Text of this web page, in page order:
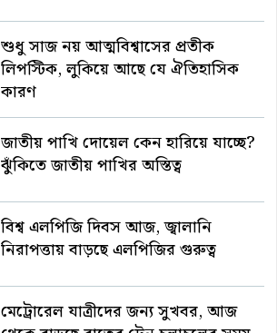
শুধু সাজ নয় আত্মবিশ্বাসের প্রতীক
লিপস্টিক, লুকিয়ে আছে যে ঐতিহাসিক
কারণ
জাতীয় পাখি দোয়েল কেন হারিয়ে যাচ্ছে?
ঝুঁকিতে জাতীয় পাখির অস্তিত্ব
বিশ্ব এলপিজি দিবস আজ, জ্বালানি
নিরাপত্তায় বাড়ছে এলপিজির গুরুত্ব
মেট্রোরেল যাত্রীদের জন্য সুখবর, আজ